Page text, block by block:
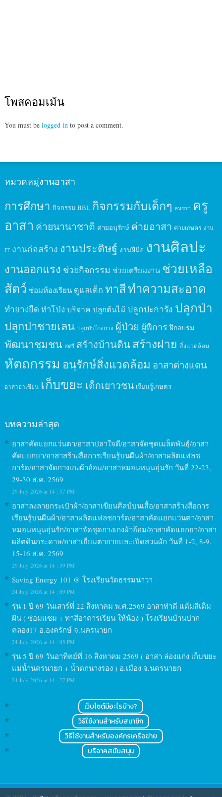
โพสคอมเม้น
You must be logged into post a comment.
หมวดหมู่งานอาสา
การศึกษา กิจกรรม BBL กิจกรรมกับเด็กๆ คนชรา ครู
อาสา ค่ายนานาชาติ ค่ายอนุรักษ์ ค่ายอาสา ค่ายเกษตร งาน
IT งานก่อสร้าง งานประดิษฐ์ งานฝีมือ งานศิลปะ
งานออกแรง ช่วยกิจกรรม ช่วยเตรียมงาน ช่วยเหลือ
สัตว์ ซ่อมห้องเรียน ดูแลเด็ก ทาสีทำความสะอาด
ทำยางยืด ทำโป่ง บริจาค ปลูกต้นไม้ ปลูกปะการัง ปลูกป่า
ปลูกป่าชายเลน ปลูกป่าโกงกาง ผู้ป่วย ผู้พิการ ฝึกอบรม
พัฒนาชุมชน สตรี สร้างบ้านดินสร้างฝาย สิ่งแวดล้อม
หัตถกรรม อนุรักษ์สิ่งแวดล้อม อาสาต่างแดน
อาสาอาเซียน เก็บขยะ เด็กเยาวชน เรียนรู้เกษตร
บทความล่าสุด
อาสาคัดแยกแว่นตา/อาสาปลาใจดี/อาสาจัดชุดเมล็ดพันธุ์/อาสา
คัดแยกยา/อาสาสร้างสื่อการเรียนรู้บนผืนผ้า/อาสาผลิตแฟลช
การ์ด/อาสาจัดกางเกงผ้าอ้อม/อาสาหมอนหนุนอุ่นรัก วันที่ 22-23,
29-30 ส.ค. 2569
29 July 2026 at 14 : 37 PM
อาสาลงลายกระเป๋าผ้า/อาสาเขียนศิลป์บนเสื้อ/อาสาสร้างสื่อการ
เรียนรู้บนผืนผ้า/อาสาผลิตแฟลชการ์ด/อาสาคัดแยกแว่นตา/อาสา
หมอนหนุนอุ่นรัก/อาสาจัดชุดกางเกงผ้าอ้อม/อาสาคัดแยกยา/อาสา
ผลิตดินกระดาษ/อาสาเยี่ยมตายายและเปิดสวนผัก วันที่ 1-2, 8-9,
15-16 ส.ค. 2569
29 July 2026 at 14 : 39 PM
Saving Energy 101 @ โรงเรียนวัดธรรมนาวา
24 July 2026 at 14 : 09 PM
รุ่น 1 ปี 69 วันเสาร์ที่ 22 สิงหาคม พ.ศ.2569 อาสาทำดี แต้มสีเติม
ฝัน ( ซ่อมแซม + ทาสีอาคารเรียน ให้น้อง ) โรงเรียนบ้านปาก
คลอง17 อ.องครักษ์ จ.นครนายก
24 July 2026 at 14 : 05 PM
รุ่น 5 ปี 69 วันอาทิตย์ที่ 16 สิงหาคม 2569 ( อาสา ล่องแก่ง เก็บขยะ
แม่น้ำนครนายก + น้ำตกนางรอง ) อ.เมือง จ.นครนายก
24 July 2026 at 14 : 27 PM
เว็บไซต์มีอะไรบ้าง?
วิธีใช้งานสำหรับสมาชิก
วิธีใช้งานสำหรับองค์กรเครือข่าย
บริจาคสนับสนุน